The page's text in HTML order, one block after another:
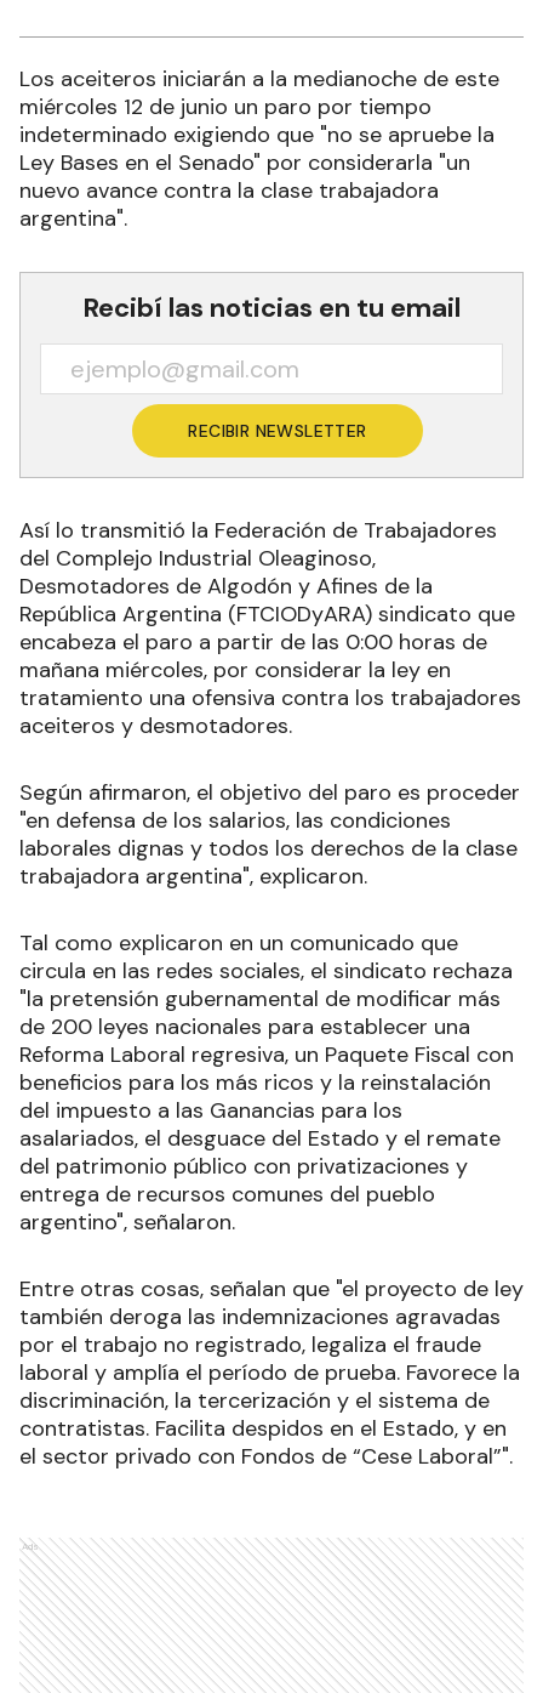
Los aceiteros iniciarán a la medianoche de este
miércoles 12 de junio un paro por tiempo
indeterminado exigiendo que "no se apruebe la
Ley Bases en el Senado" por considerarla "un
nuevo avance contra la clase trabajadora
argentina".
Recibí las noticias en tu email
RECIBIR NEWSLETTER
Así lo transmitió la Federación de Trabajadores
del Complejo Industrial Oleaginoso,
Desmotadores de Algodón y Afines de la
República Argentina (FTCIODyARA) sindicato que
encabeza el paro a partir de las 0:00 horas de
mañana miércoles, por considerar la ley en
tratamiento una ofensiva contra los trabajadores
aceiteros y desmotadores.
Según afirmaron, el objetivo del paro es proceder
"en defensa de los salarios, las condiciones
laborales dignas y todos los derechos de la clase
trabajadora argentina", explicaron.
Tal como explicaron en un comunicado que
circula en las redes sociales, el sindicato rechaza
"la pretensión gubernamental de modificar más
de 200 leyes nacionales para establecer una
Reforma Laboral regresiva, un Paquete Fiscal con
beneficios para los más ricos y la reinstalación
del impuesto a las Ganancias para los
asalariados, el desguace del Estado y el remate
del patrimonio público con privatizaciones y
entrega de recursos comunes del pueblo
argentino", señalaron.
Entre otras cosas, señalan que "el proyecto de ley
también deroga las indemnizaciones agravadas
por el trabajo no registrado, legaliza el fraude
laboral y amplía el período de prueba. Favorece la
discriminación, la tercerización y el sistema de
contratistas. Facilita despidos en el Estado, y en
el sector privado con Fondos de “Cese Laboral”".
Ads